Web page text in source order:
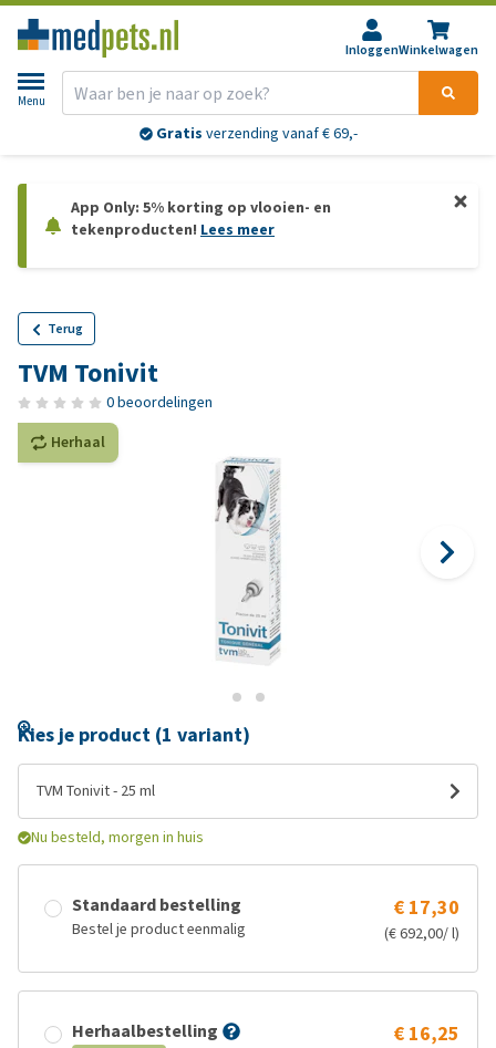
InloggenWinkelwagen
Menu
Gratis verzending vanaf € 69,-
App Only: 5% korting op vlooien- en
tekenproducten! Lees meer
Terug
TVM Tonivit
0 beoordelingen
Herhaal
Kies je product (1 variant)
TVM Tonivit - 25 ml
Nu besteld, morgen in huis
Standaard bestelling
Bestel je product eenmalig
€ 17,30
(€ 692,00/ l)
Herhaalbestelling € 16,25